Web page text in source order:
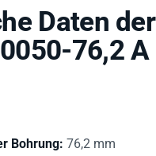
Daten
76,2 A
Bohrung: 76,2 mm